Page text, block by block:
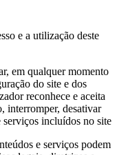
e a utilização deste
em qualquer momento
do site e dos
reconhece e aceita
interromper, desativar
serviços incluídos no site
e serviços podem